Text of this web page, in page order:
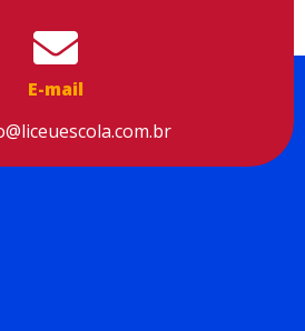
E-mail
de Privacidade
Aceitar cookies